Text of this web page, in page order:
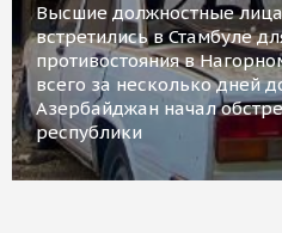
Высшие должностные
встретились в Стамбуле
противостояния в
всего за несколько дней
Азербайджан начал
республики